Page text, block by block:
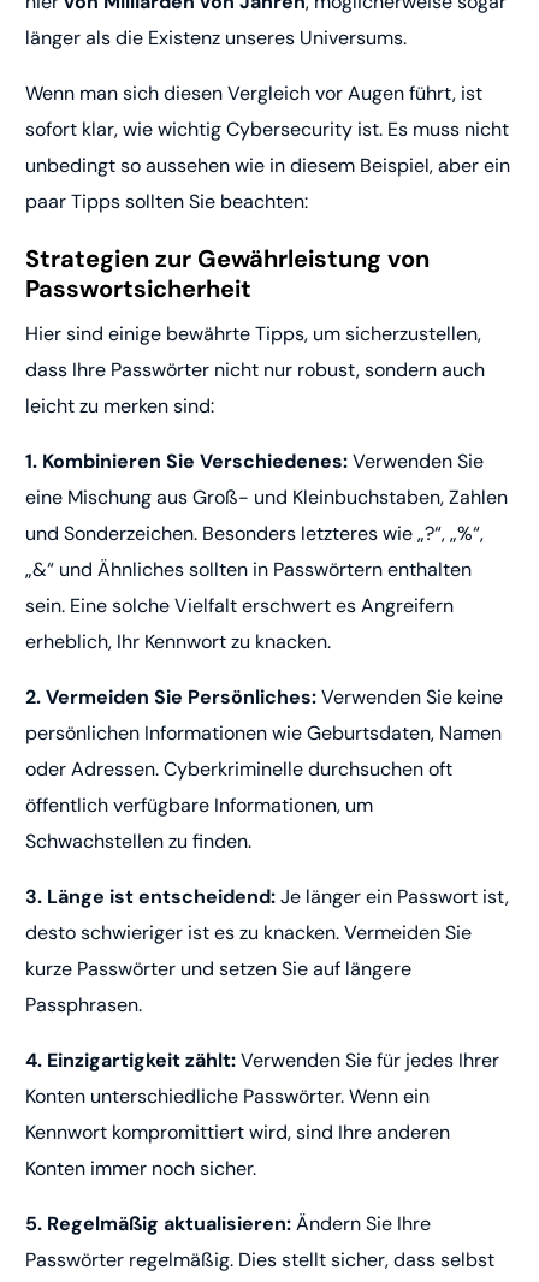
länger als die Existenz unseres Universums.
Wenn man sich diesen Vergleich vor Augen führt, ist
sofort klar, wie wichtig Cybersecurity ist. Es muss nicht
unbedingt so aussehen wie in diesem Beispiel, aber ein
paar Tipps sollten Sie beachten:
Strategien zur Gewährleistung von
Passwortsicherheit
Hier sind einige bewährte Tipps, um sicherzustellen,
dass Ihre Passwörter nicht nur robust, sondern auch
leicht zu merken sind:
1. Kombinieren Sie Verschiedenes:Verwenden Sie
eine Mischung aus Groß- und Kleinbuchstaben, Zahlen
und Sonderzeichen. Besonders letzteres wie „?“, „%“,
„&“ und Ähnliches sollten in Passwörtern enthalten
sein. Eine solche Vielfalt erschwert es Angreifern
erheblich, Ihr Kennwort zu knacken.
2. Vermeiden Sie Persönliches:Verwenden Sie keine
persönlichen Informationen wie Geburtsdaten, Namen
oder Adressen. Cyberkriminelle durchsuchen oft
öffentlich verfügbare Informationen, um
Schwachstellen zu finden.
3. Länge ist entscheidend:Je länger ein Passwort ist,
desto schwieriger ist es zu knacken. Vermeiden Sie
kurze Passwörter und setzen Sie auf längere
Passphrasen.
4. Einzigartigkeit zählt:Verwenden Sie für jedes Ihrer
Konten unterschiedliche Passwörter. Wenn ein
Kennwort kompromittiert wird, sind Ihre anderen
Konten immer noch sicher.
5. Regelmäßig aktualisieren:Ändern Sie Ihre
Passwörter regelmäßig. Dies stellt sicher, dass selbst